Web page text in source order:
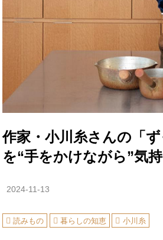
作家・小川糸さんの「
を“手をかけながら”気
2024-11-13
読みもの 暮らしの知恵 小川糸